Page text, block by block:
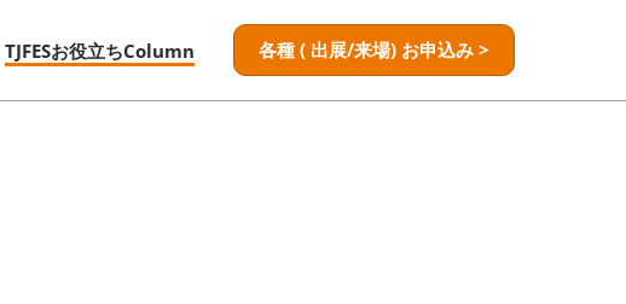
TJFESお役立ちColumn 各種 ( 出展/来場) お申込み >